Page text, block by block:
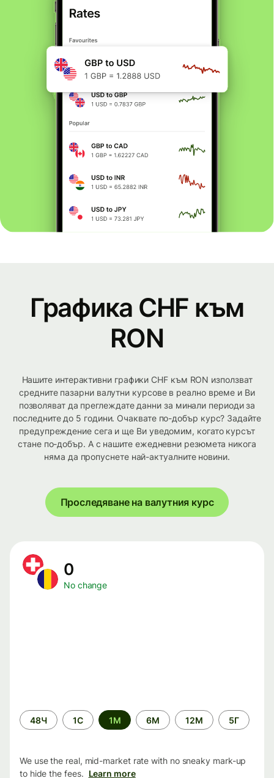
Графика CHF към
RON
Нашите интерактивни графики CHF към RON използват
средните пазарни валутни курсове в реално време и Ви
позволяват да преглеждате данни за минали периоди за
последните до 5 години. Очаквате по-добър курс? Задайте
предупреждение сега и ще Ви уведомим, когато курсът
стане по-добър. А с нашите ежедневни резюмета никога
няма да пропуснете най-актуалните новини.
Проследяване на валутния курс
0
No change
Time
period
48Ч 1С 1М 6М 12М 5Г
We use the real, mid-market rate with no sneaky mark-up
to hide the fees. Learn more